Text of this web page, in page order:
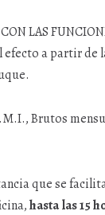
LAS
efecto a partir de
Brutos
que se
hasta las 15